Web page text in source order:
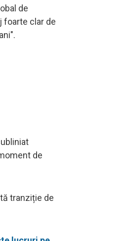
de
foarte clar de
de
tranziție de